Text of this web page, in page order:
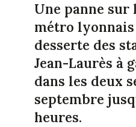
Une panne sur
métro lyonnais
desserte des
Jean-Laurès à
dans les deux
septembre
heures.